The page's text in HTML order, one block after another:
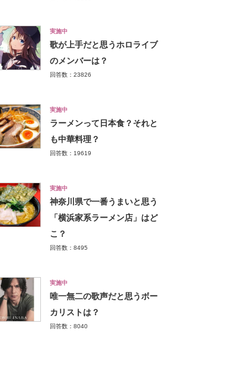
実施中
歌が上手だと思うホロライブ
のメンバーは？
回答数：23826
実施中
ラーメンって日本食？それと
も中華料理？
回答数：19619
実施中
神奈川県で一番うまいと思う
「横浜家系ラーメン店」はど
こ？
回答数：8495
実施中
唯一無二の歌声だと思うボー
カリストは？
回答数：8040